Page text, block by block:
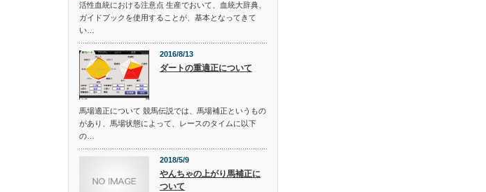
活性血統における注意点 生産でおいて、血統大辞典、
ガイドブックを使用することが、基本となってきて
い…
2016/8/13
ダートの重適正について
馬場適正について 競馬伝説では、馬場補正というもの
があり、馬場状態によって、レースのタイムに以下
の…
2018/5/9
やんちゃの上がり馬補正に
ついて